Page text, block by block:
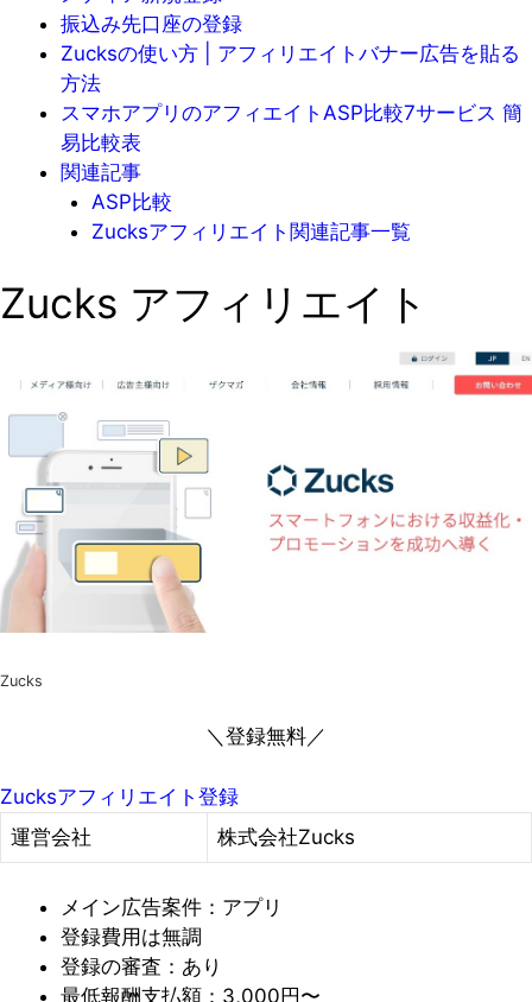
振込み先口座の登録
Zucksの使い方 | アフィリエイトバナー広告を貼る
方法
スマホアプリのアフィエイトASP比較7サービス 簡
易比較表
関連記事
ASP比較
Zucksアフィリエイト関連記事一覧
Zucks アフィリエイト
Zucks
＼登録無料／
Zucksアフィリエイト登録
運営会社
株式会社Zucks
メイン広告案件：アプリ
登録費用は無調
登録の審査：あり
最低報酬支払額：3,000円〜